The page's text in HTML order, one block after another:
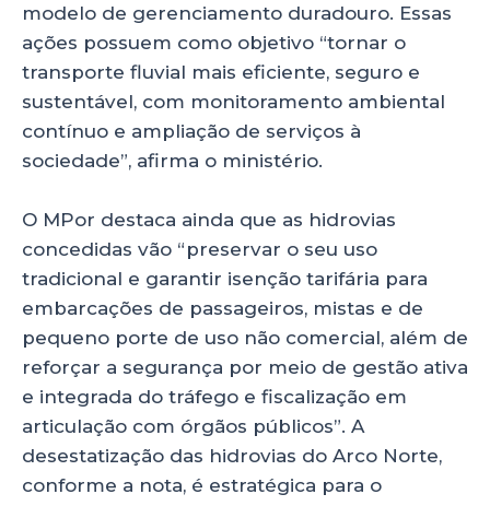
modelo de gerenciamento duradouro. Essas
ações possuem como objetivo “tornar o
transporte fluvial mais eficiente, seguro e
sustentável, com monitoramento ambiental
contínuo e ampliação de serviços à
sociedade”, afirma o ministério.
O MPor destaca ainda que as hidrovias
concedidas vão “preservar o seu uso
tradicional e garantir isenção tarifária para
embarcações de passageiros, mistas e de
pequeno porte de uso não comercial, além de
reforçar a segurança por meio de gestão ativa
e integrada do tráfego e fiscalização em
articulação com órgãos públicos”. A
desestatização das hidrovias do Arco Norte,
conforme a nota, é estratégica para o